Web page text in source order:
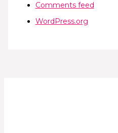
Comments feed
WordPress.org